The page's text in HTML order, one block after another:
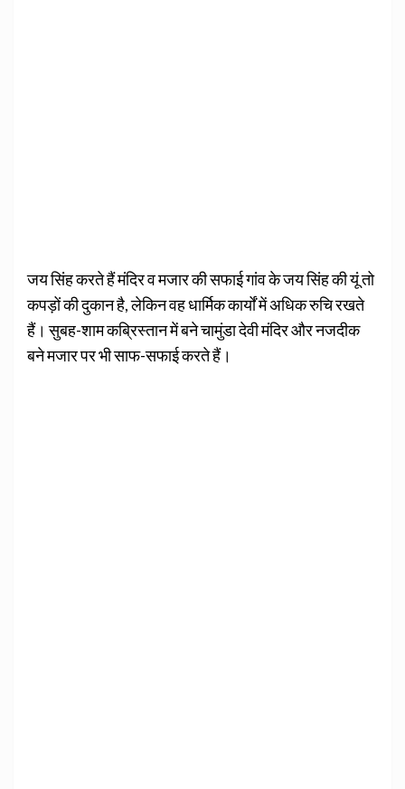
जय सिंह करते हैं मंदिर व मजार की सफाई गांव के जय सिंह की यूं तो
कपड़ों की दुकान है, लेकिन वह धार्मिक कार्यों में अधिक रुचि रखते
हैं। सुबह-शाम कब्रिस्तान में बने चामुंडा देवी मंदिर और नजदीक
बने मजार पर भी साफ-सफाई करते हैं।